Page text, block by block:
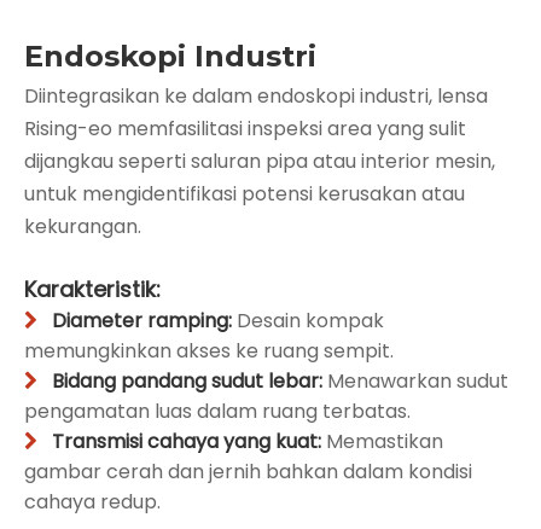
Endoskopi Industri
Diintegrasikan ke dalam endoskopi industri, lensa
Rising-eo memfasilitasi inspeksi area yang sulit
dijangkau seperti saluran pipa atau interior mesin,
untuk mengidentifikasi potensi kerusakan atau
kekurangan.
Karakteristik:
 Diameter ramping: Desain kompak
memungkinkan akses ke ruang sempit.
 Bidang pandang sudut lebar: Menawarkan sudut
pengamatan luas dalam ruang terbatas.
 Transmisi cahaya yang kuat: Memastikan
gambar cerah dan jernih bahkan dalam kondisi
cahaya redup.